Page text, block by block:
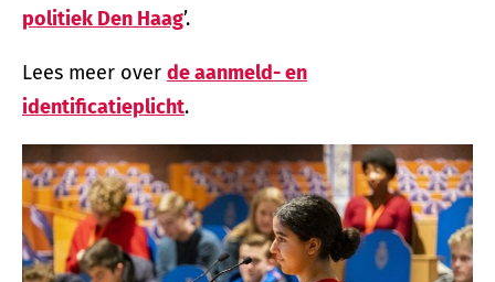
politiek Den Haag’.
Lees meer over de aanmeld- en
identificatieplicht.